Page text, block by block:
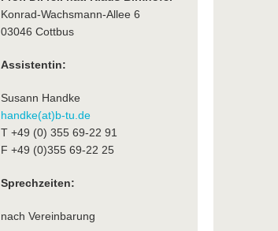
Konrad-Wachsmann-Allee 6
03046 Cottbus
Assistentin:
Susann Handke
handke(at)b-tu.de
T +49 (0) 355 69-22 91
F +49 (0)355 69-22 25
Sprechzeiten:
nach Vereinbarung